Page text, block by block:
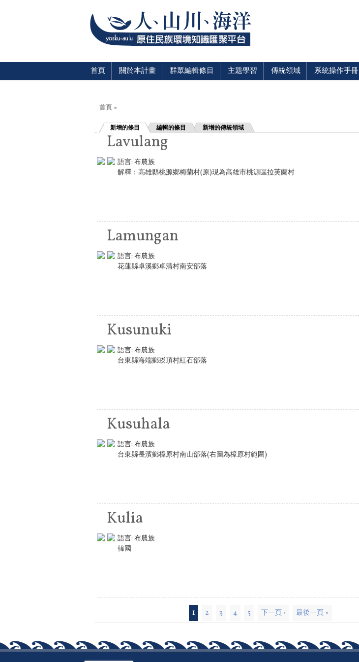
首頁 關於本計畫 群眾編輯條目 主題學習 傳統領域 系統操作手冊
您在這裡
首頁 »
新增的條目 編輯的條目 新增的傳統領域
Lavulang
語言: 布農族
解釋：高雄縣桃源鄉梅蘭村(原)現為高雄市桃源區拉芙蘭村
Lamungan
語言: 布農族
花蓮縣卓溪鄉卓清村南安部落
Kusunuki
語言: 布農族
台東縣海端鄉崁頂村紅石部落
Kusuhala
語言: 布農族
台東縣長濱鄉樟原村南山部落(右圖為樟原村範圍)
Kulia
語言: 布農族
韓國
1 2 3 4 5 下一頁 › 最後一頁 »